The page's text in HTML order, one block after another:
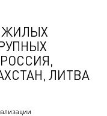
ЖИЛЫХ
ЛИТВА